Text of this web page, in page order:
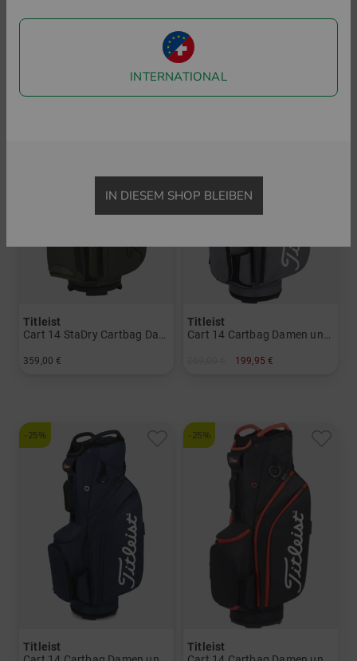
erzielen.
Bereits ein Jahr nach seiner Einführung ist dieser der
Die Acushnet Company, mittlerweile Eigentümer von
werden Unternehmen aus der Golf-Branche hinzu gekauft
u.a. auch 1985 die Marke FootJoy sowie Scotty Cameron
Putter, Vokey Wedges und Pinnacle Golfbälle.
Am 11. Oktober 2000 beginnt die Geschichte des wohl
Herzen der Pros im Sturm und noch im selben Jahr
können auch Amateur-Golfer den Pro V1 erwerben. So
spielte u.a. auch Golf-Mega-Star Tiger Woods zu Beginn
seiner Karriere den Pro V1 Golfball.
2011
Die neueste, noch leistungsfähigere Generation des
Titleist Pro V1 und ProV1* wird von Golfern aufgeteet und
erfolgreich eingelocht.
Titleist
Cart 14 StaDry Cartbag Damen und Herren
359,00 €
Titleist
Cart 14 Cartbag Damen und Herren
199,95 €
-25%
Titleist
-25%
Titleist
INTERNATIONAL
IN DIESEM SHOP BLEIBEN